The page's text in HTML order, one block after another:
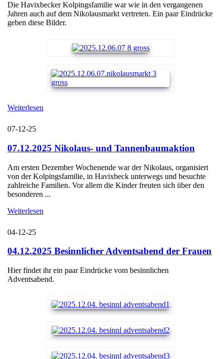
Die Havixbecker Kolpingsfamilie war wie in den vergangenen
Jahren auch auf dem Nikolausmarkt vertreten. Ein paar Eindrücke
geben diese Bilder.
Weiterlesen
07-12-25
07.12.2025 Nikolaus- und Tannenbaumaktion
Am ersten Dezember Wochenende war der Nikolaus, organisiert
von der Kolpingsfamilie, in Havixbeck unterwegs und besuchte
zahlreiche Familien. Vor allem die Kinder freuten sich über den
besonderen ...
Weiterlesen
04-12-25
04.12.2025 Besinnlicher Adventsabend der Frauen
Hier findet ihr ein paar Eindrücke vom besinnlichen
Adventsabend.